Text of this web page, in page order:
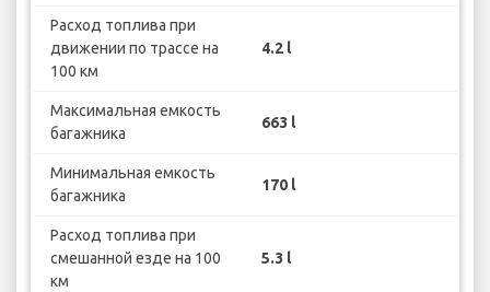
Расход топлива при
движении по трассе на
100 км
4.2 l
Максимальная емкость
багажника
663 l
Минимальная емкость
багажника
170 l
Расход топлива при
смешанной езде на 100
км
5.3 l